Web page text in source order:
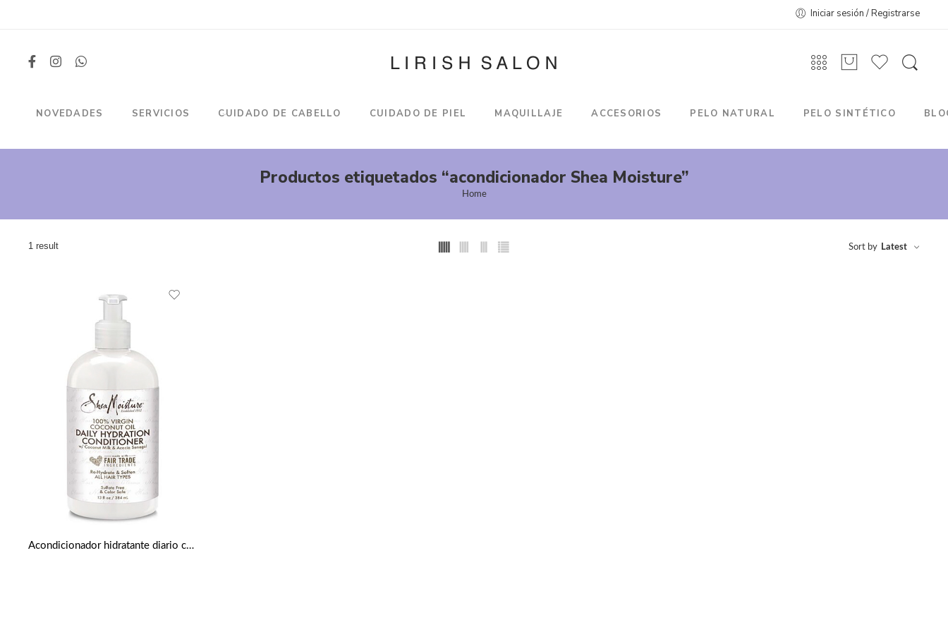
Iniciar sesión / Registrarse
NOVEDADES SERVICIOS CUIDADO DE CABELLO CUIDADO DE PIEL MAQUILLAJE ACCESORIOS PELO NATURAL PELO SINTÉTICO
Productos etiquetados “acondicionador Shea Moisture”
Home
1 result Sort by Latest
Acondicionador hidratante diario con aceite de coco virgen de 384 ml de Shea Moisture